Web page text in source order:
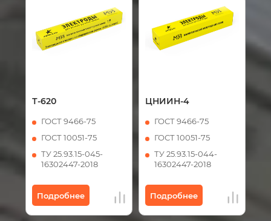
Т-620
ГОСТ 9466-75
ГОСТ 10051-75
ТУ 25.93.15-045-
16302447-2018
Подробнее
ЦНИИН-4
ГОСТ 9466-75
ГОСТ 10051-75
ТУ 25.93.15-044-
16302447-2018
Подробнее